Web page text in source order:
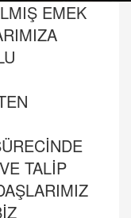
EMEK
TALİP